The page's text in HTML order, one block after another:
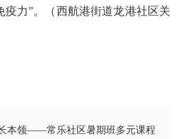
疫力”。（西航港街道龙港社区关
本领——常乐社区暑期班多元课程